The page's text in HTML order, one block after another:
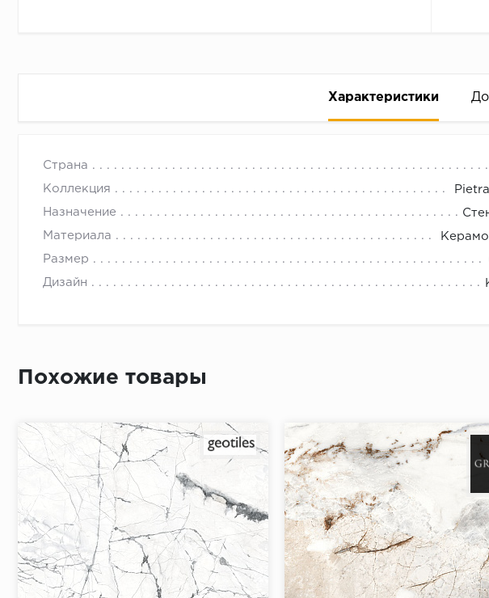
Характеристики
Страна
Коллекция
Назначение
Материала
Размер
Дизайн
Рассрочка беспроцентная: вы не платите за пользование деньгами
Высокая вероятность одобрения: до 95%
Срок предоставления кредита от 3 до 36 месяцев Срок
Похожие товары